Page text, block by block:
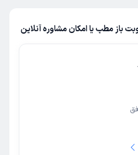
باز مطب یا امکان مشاوره آنلاین